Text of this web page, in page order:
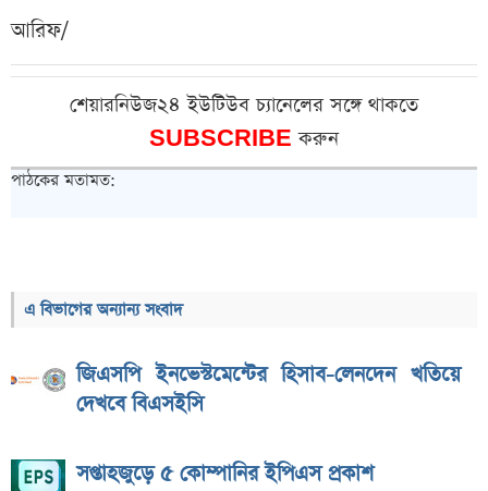
আরিফ/
শেয়ারনিউজ২৪ ইউটিউব চ্যানেলের সঙ্গে থাকতে
SUBSCRIBEকরুন
পাঠকের মতামত:
এ বিভাগের অন্যান্য সংবাদ
জিএসপি ইনভেস্টমেন্টের হিসাব-লেনদেন খতিয়ে
দেখবে বিএসইসি
সপ্তাহজুড়ে ৫ কোম্পানির ইপিএস প্রকাশ